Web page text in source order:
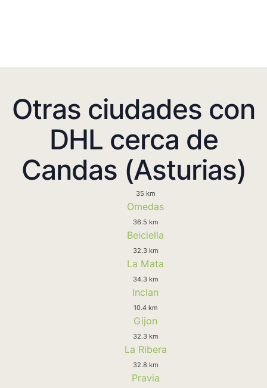
Otras ciudades con
DHL cerca de
Candas (Asturias)
35 km
Omedas
36.5 km
Beiciella
32.3 km
La Mata
34.3 km
Inclan
10.4 km
Gijon
32.3 km
La Ribera
32.8 km
Pravia